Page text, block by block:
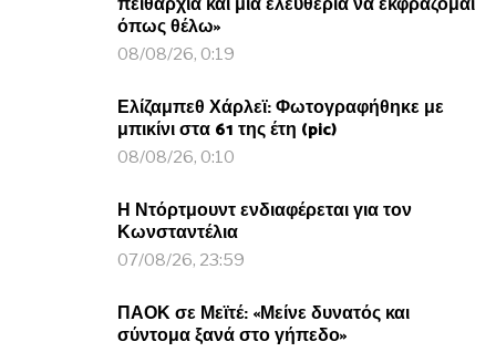
όπως θέλω»
08/08/26, 0:19
Ελίζαμπεθ Χάρλεϊ: Φωτογραφήθηκε με
μπικίνι στα 61 της έτη (pic)
08/08/26, 0:10
Η Ντόρτμουντ ενδιαφέρεται για τον
Κωνσταντέλια
07/08/26, 23:59
ΠΑΟΚ σε Μεϊτέ: «Μείνε δυνατός και
σύντομα ξανά στο γήπεδο»